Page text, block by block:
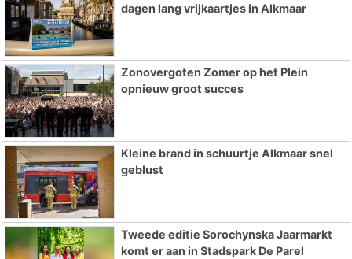
dagen lang vrijkaartjes in Alkmaar
Zonovergoten Zomer op het Plein
opnieuw groot succes
Kleine brand in schuurtje Alkmaar snel
geblust
Tweede editie Sorochynska Jaarmarkt
komt er aan in Stadspark De Parel